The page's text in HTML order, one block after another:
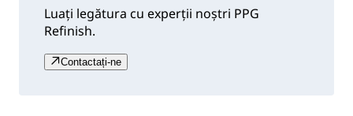
Luați legătura cu experții noștri PPG
Refinish.
Contactați-ne